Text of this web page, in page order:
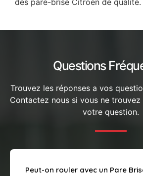
Questions
Trouvez les réponses a vos
Contactez nous si vous ne trouvez
votre question.
Peut-on rouler avec un Pare